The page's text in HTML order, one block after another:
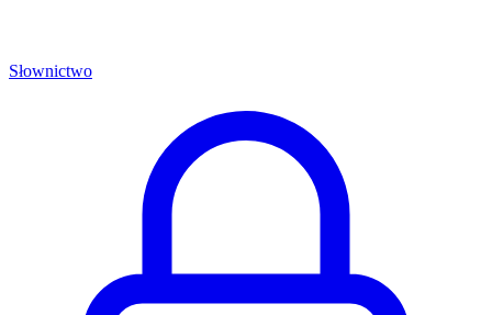
Słownictwo